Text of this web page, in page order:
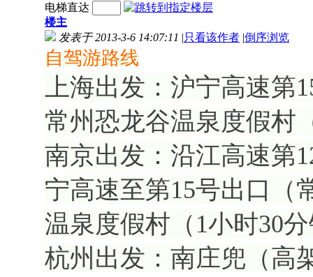
电梯直达
楼主
发表于 2013-3-6 14:07:11 |只看该作者 |倒序浏览
自驾游路线
上海出发：沪宁高速
常州恐龙谷温泉度假村
南京出发：沿江高速
宁高速至第15号出口
温泉度假村（1小时30
杭州出发：南庄兜（